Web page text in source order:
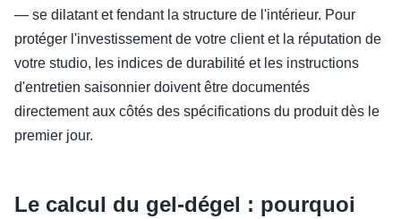
— se dilatant et fendant la structure de l'intérieur. Pour
protéger l'investissement de votre client et la réputation de
votre studio, les indices de durabilité et les instructions
d'entretien saisonnier doivent être documentés
directement aux côtés des spécifications du produit dès le
premier jour.
Le calcul du gel-dégel : pourquoi